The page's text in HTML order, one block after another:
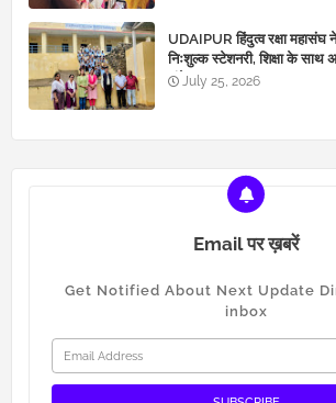
UDAIPUR हिंदुत्व रक्षा महासंघ
निःशुल्क स्टेशनरी, शिक्षा के साथ
संदेशJuly 25, 2026
Email पर ख़बरें
Get Notified About Next Update
inbox